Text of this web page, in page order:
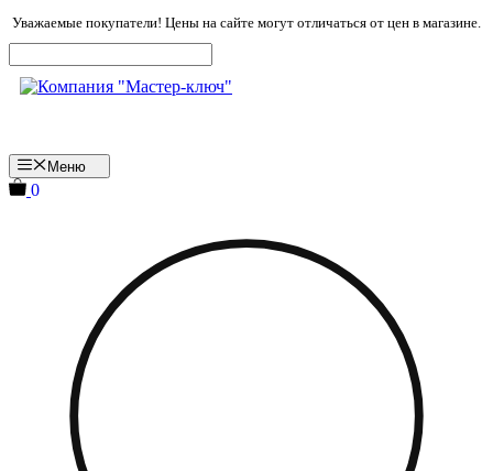
Перейти
к
содержимому
Уважаемые покупатели! Цены на сайте могут отличаться от цен в магазине.
Меню
0